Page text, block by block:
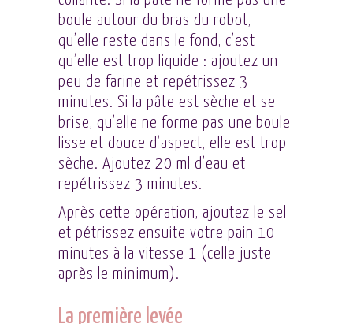
boule autour du bras du robot,
qu’elle reste dans le fond, c’est
qu’elle est trop liquide : ajoutez un
peu de farine et repétrissez 3
minutes. Si la pâte est sèche et se
brise, qu’elle ne forme pas une boule
lisse et douce d’aspect, elle est trop
sèche. Ajoutez 20 ml d’eau et
repétrissez 3 minutes.
Après cette opération, ajoutez le sel
et pétrissez ensuite votre pain 10
minutes à la vitesse 1 (celle juste
après le minimum).
La première levée